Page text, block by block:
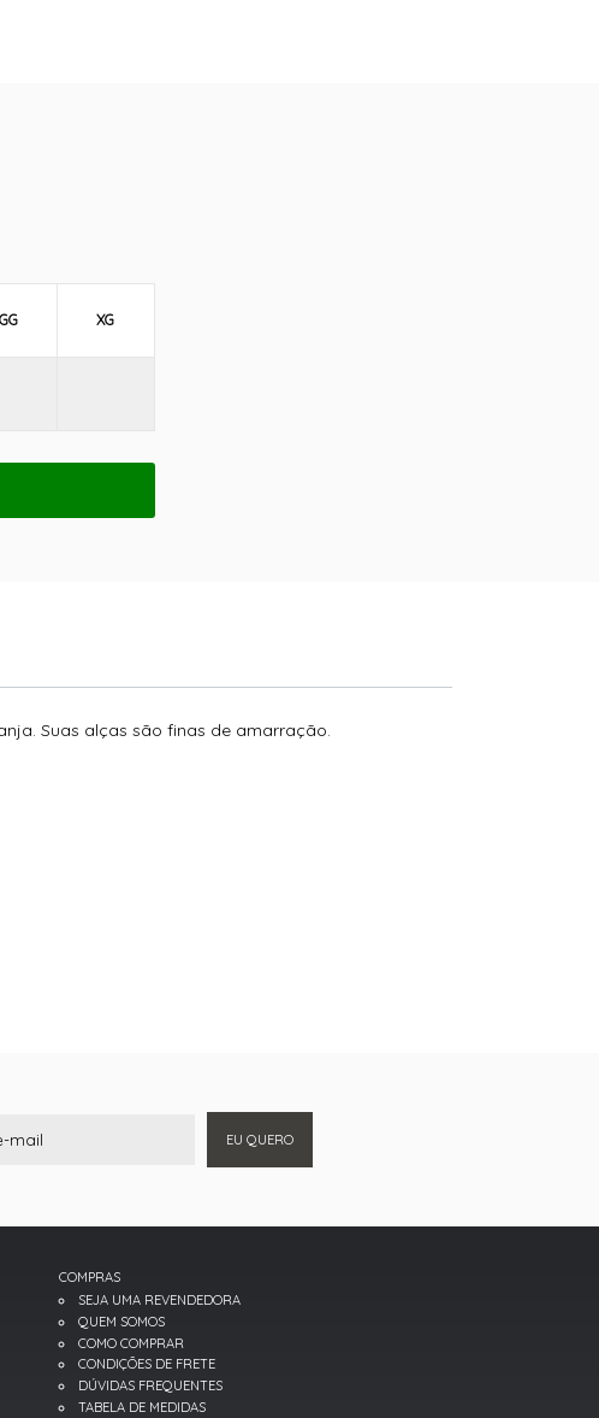
GG XG
Suas alças são finas de amarração.
EU QUERO
COMPRAS
SEJA UMA REVENDEDORA
QUEM SOMOS
COMO COMPRAR
CONDIÇÕES DE FRETE
DÚVIDAS FREQUENTES
TABELA DE MEDIDAS